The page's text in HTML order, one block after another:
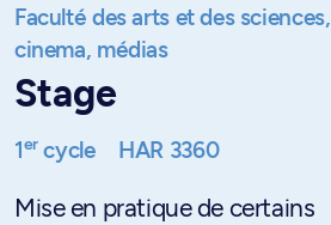
Faculté des arts et des sciences,
cinema, médias
Stage
1ercycle HAR 3360
Mise en pratique de certains